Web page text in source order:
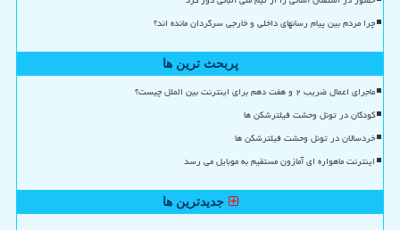
چرا مردم بین پیام رسانهای داخلی و خارجی سرگردان مانده اند؟
پربحث ترین ها
ماجرای اعمال ضریب ۲ و هفت دهم برای اینترنت بین الملل چیست؟
کودکان در تونل وحشت فیلترشکن ها
خردسالان در تونل وحشت فیلترشکن ها
اینترنت ماهواره ای آمازون مستقیم به موبایل می رسد
جدیدترین ها